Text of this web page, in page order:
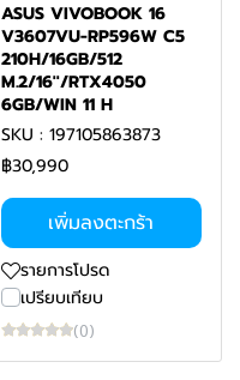
ASUS VIVOBOOK 16
V3607VU-RP596W C5
210H/16GB/512
M.2/16''/RTX4050
6GB/WIN 11 H
SKU : 197105863873
฿30,990
เพิ่มลงตะกร้า
รายการโปรด
เปรียบเทียบ
(0)